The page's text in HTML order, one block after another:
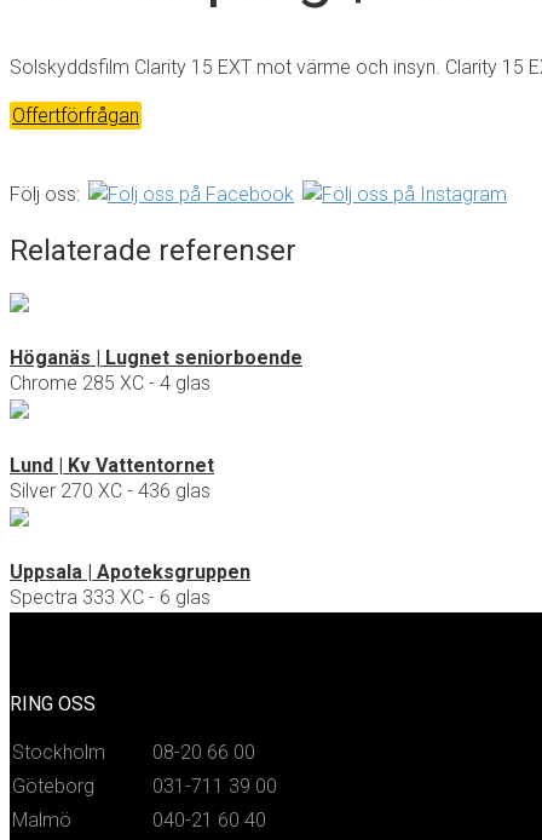
Solskyddsfilm Clarity 15 EXT mot värme och insyn. Clarity 15
Offertförfrågan
Följ oss:
Relaterade referenser
Höganäs | Lugnet seniorboende
Chrome 285 XC - 4 glas
Lund | Kv Vattentornet
Silver 270 XC - 436 glas
Uppsala | Apoteksgruppen
Spectra 333 XC - 6 glas
RING OSS
Stockholm
08-20 66 00
Göteborg
031-711 39 00
Malmö
040-21 60 40